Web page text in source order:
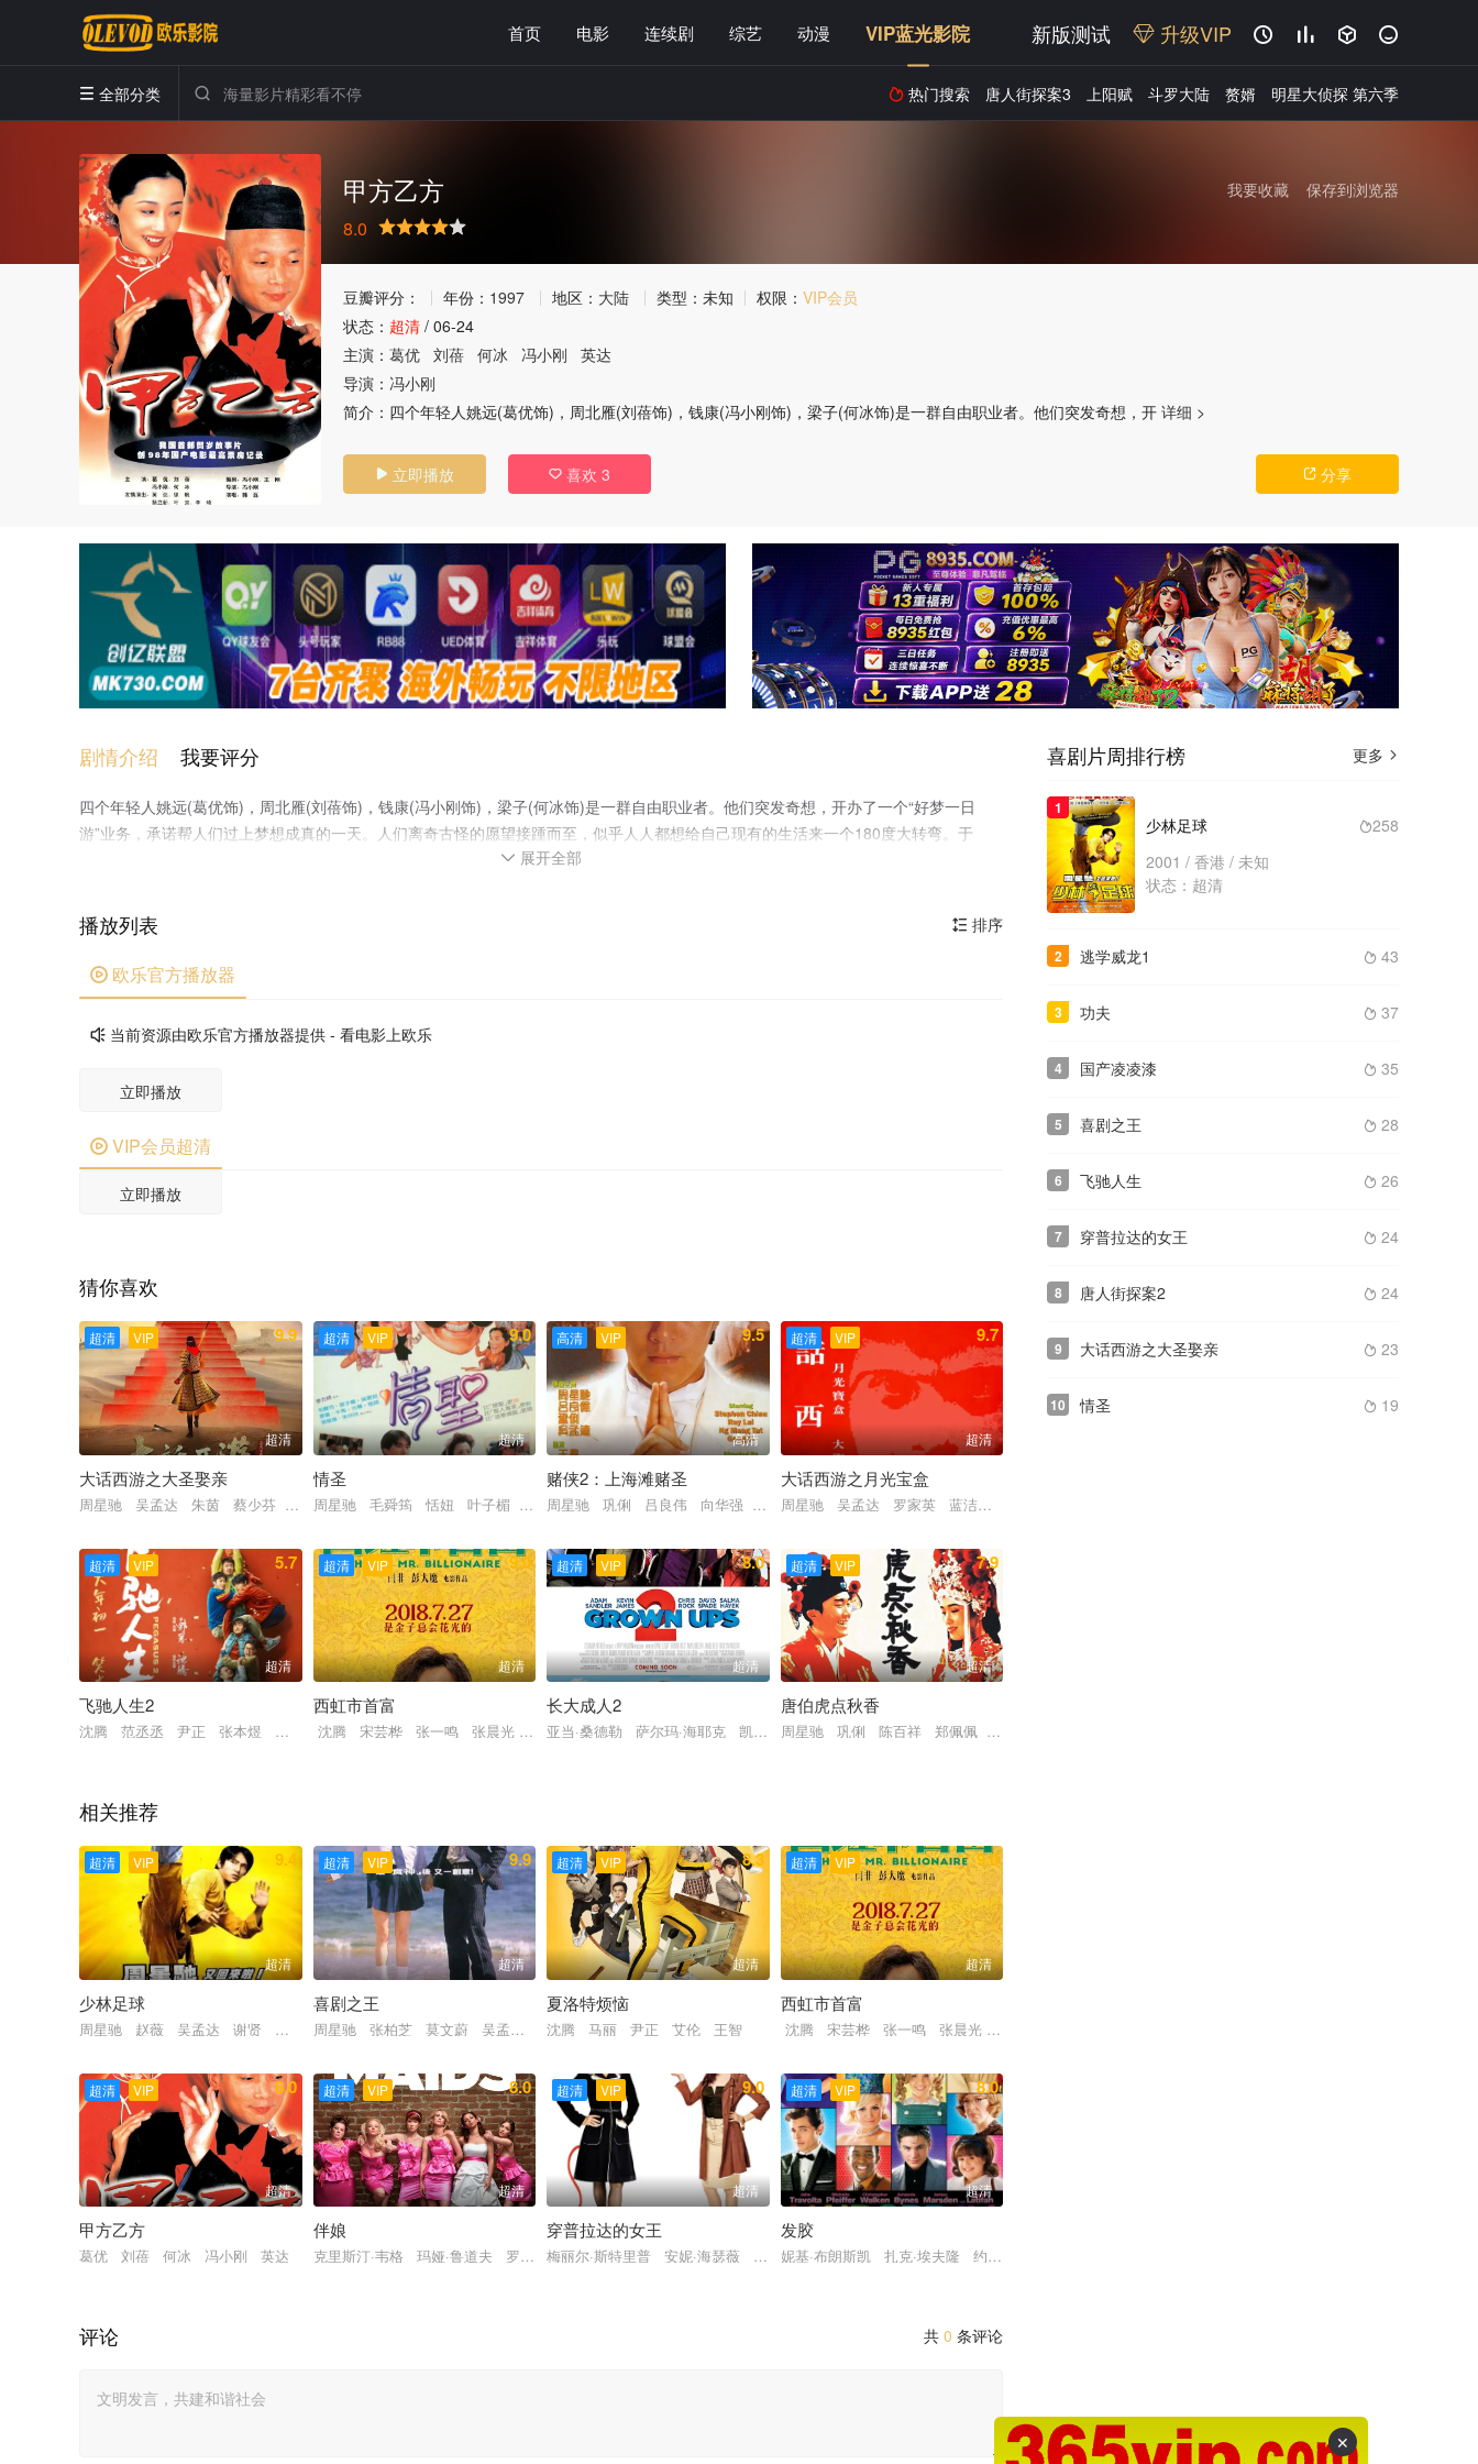
首页 电影 连续剧 综艺 动漫 VIP蓝光影院 新版测试 升级VIP    
 全部分类   热门搜索 唐人街探案3 上阳赋 斗罗大陆 赘婿 明星大侦探 第六季
保存到浏览器
我要收藏
甲方乙方
8.0
很差较差
还行 推荐力荐
豆瓣评分： 年份： 1997 地区： 大陆 类型： 未知 权限： VIP会员
状态： 超清 / 06-24
主演： 葛优 刘蓓 何冰 冯小刚
英达
导演： 冯小刚
简介： 四个年轻人姚远(葛优饰)，周北雁(刘蓓饰)，钱康(冯小刚饰)，梁子(何冰饰)是一群自由职业者。他们突发奇想，开 详细 >
 立即播放  喜欢 3  分享
剧情介绍 我要评分
四个年轻人姚远(葛优饰)，周北雁(刘蓓饰)，钱康(冯小刚饰)，梁子(何冰饰)是一群自由职业者。他们突发奇想，开办了一个“好梦一日
游”业务，承诺帮人们过上梦想成真的一天。人们离奇古怪的愿望接踵而至，似乎人人都想给自己现有的生活来一个180度大转弯。于
是，富贵的想尝试贫穷，明星想体验平凡，小平民想做巴顿将军，守不住秘密的厨子想成为守口如瓶的铮铮铁汉……在搞笑荒诞的愿望
 展开全部
 排序
播放列表
 欧乐官方播放器
 当前资源由欧乐官方播放器提供 - 看电影上欧乐
立即播放
 VIP会员超清
立即播放
猜你喜欢
VIP
超清 9.9
超清
大话西游之大圣娶亲
周星驰 吴孟达 朱茵 蔡少芬 蓝洁瑛
VIP
超清 9.0
超清
情圣
周星驰 毛舜筠 恬妞 叶子楣 午马
VIP
高清 9.5
高清
赌侠2：上海滩赌圣
周星驰 巩俐 吕良伟 向华强 吴君如
VIP
超清 9.7
超清
大话西游之月光宝盒
周星驰 吴孟达 罗家英 蓝洁瑛 莫文蔚 江约诚 陆树铭 刘镇伟 朱茵 李健仁 李宝龙
VIP
超清 5.7
超清
飞驰人生2
沈腾 范丞丞 尹正 张本煜 孙艺洲 魏翔 贾冰 郑恺 冯绍峰 黄景瑜 刘昊然 于适 胡先煦 阎鹤祥 周野芒 高华阳 孙强 范高翔 郝瀚
VIP
超清 9.0
超清
西虹市首富
沈腾 宋芸桦 张一鸣 张晨光 常远
VIP
超清 8.0
超清
长大成人2
亚当·桑德勒 萨尔玛·海耶克 凯文·詹姆斯 克里斯·洛克 大卫·斯佩德
VIP
超清 7.9
超清
唐伯虎点秋香
周星驰 巩俐 陈百祥 郑佩佩 朱咪咪
相关推荐
VIP
超清 9.4
超清
少林足球
周星驰 赵薇 吴孟达 谢贤 莫文蔚 张柏芝 黄一飞 田启文 林子聪 陈国坤 莫美林 林子善 李卉 谷德昭
VIP
超清 9.9
超清
喜剧之王
周星驰 张柏芝 莫文蔚 吴孟达 林子善
VIP
超清 8.3
超清
夏洛特烦恼
沈腾 马丽 尹正 艾伦 王智
VIP
超清 9.0
超清
西虹市首富
沈腾 宋芸桦 张一鸣 张晨光 常远
VIP
超清 8.0
超清
甲方乙方
葛优 刘蓓 何冰 冯小刚 英达
VIP
超清 8.0
超清
伴娘
克里斯汀·韦格 玛娅·鲁道夫 罗丝·伯恩 克里斯·奥多德 梅丽莎·麦卡西
VIP
超清 9.0
超清
穿普拉达的女王
梅丽尔·斯特里普 安妮·海瑟薇 艾米莉·布朗特 斯坦利·图齐 西蒙·贝克
VIP
超清 8.0
超清
发胶
妮基·布朗斯凯 扎克·埃夫隆 约翰·特拉沃尔塔 米歇尔·菲佛 克里斯托弗·沃肯 詹姆斯·麦斯登 阿曼达·贝
共 0 条评论
评论
更多 
喜剧片周排行榜
1
258
少林足球
2001 / 香港 / 未知
状态：超清
2  43
逃学威龙1
3  37
功夫
4  35
国产凌凌漆
5  28
喜剧之王
6  26
飞驰人生
7  24
穿普拉达的女王
8  24
唐人街探案2
9  23
大话西游之大圣娶亲
10  19
情圣
✕